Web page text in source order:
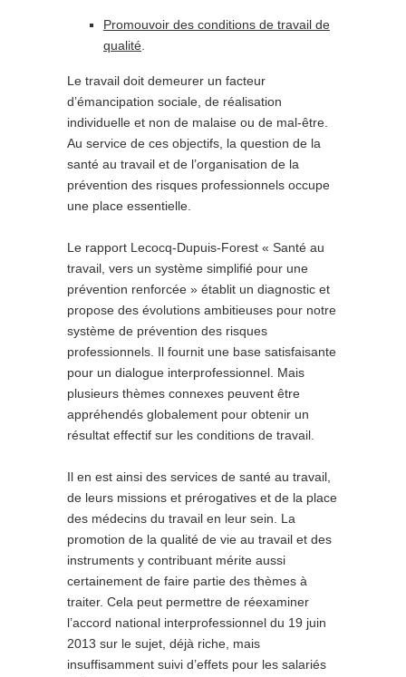
Promouvoir des conditions de travail de
qualité
Le travail doit demeurer un facteur
d’émancipation sociale, de réalisation
individuelle et non de malaise ou de mal-être.
Au service de ces objectifs, la question de la
santé au travail et de l’organisation de la
prévention des risques professionnels occupe
une place essentielle.
Le rapport Lecocq-Dupuis-Forest « Santé au
travail, vers un système simplifié pour une
prévention renforcée » établit un diagnostic et
propose des évolutions ambitieuses pour notre
système de prévention des risques
professionnels. Il fournit une base satisfaisante
pour un dialogue interprofessionnel. Mais
plusieurs thèmes connexes peuvent être
appréhendés globalement pour obtenir un
résultat effectif sur les conditions de travail.
Il en est ainsi des services de santé au travail,
de leurs missions et prérogatives et de la place
des médecins du travail en leur sein. La
promotion de la qualité de vie au travail et des
instruments y contribuant mérite aussi
certainement de faire partie des thèmes à
traiter. Cela peut permettre de réexaminer
l’accord national interprofessionnel du 19 juin
2013 sur le sujet, déjà riche, mais
insuffisamment suivi d’effets pour les salariés